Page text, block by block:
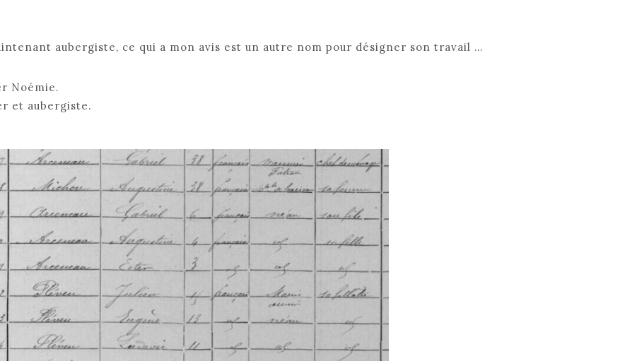
aubergiste, ce qui a mon avis est un autre nom pour désigner son travail …
Noémie.
et aubergiste.